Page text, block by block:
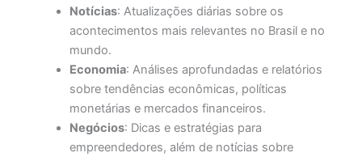
Notícias: Atualizações diárias sobre os
acontecimentos mais relevantes no Brasil e no
mundo.
Economia: Análises aprofundadas e relatórios
sobre tendências econômicas, políticas
monetárias e mercados financeiros.
Negócios: Dicas e estratégias para
empreendedores, além de notícias sobre